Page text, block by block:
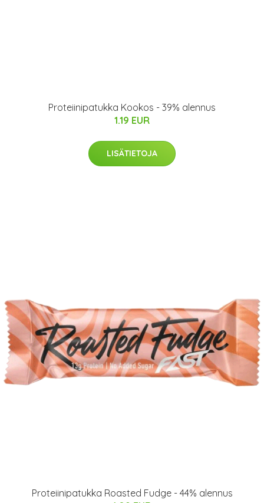
Proteiinipatukka Kookos - 39% alennus
1.19 EUR
LISÄTIETOJA
Proteiinipatukka Roasted Fudge - 44% alennus